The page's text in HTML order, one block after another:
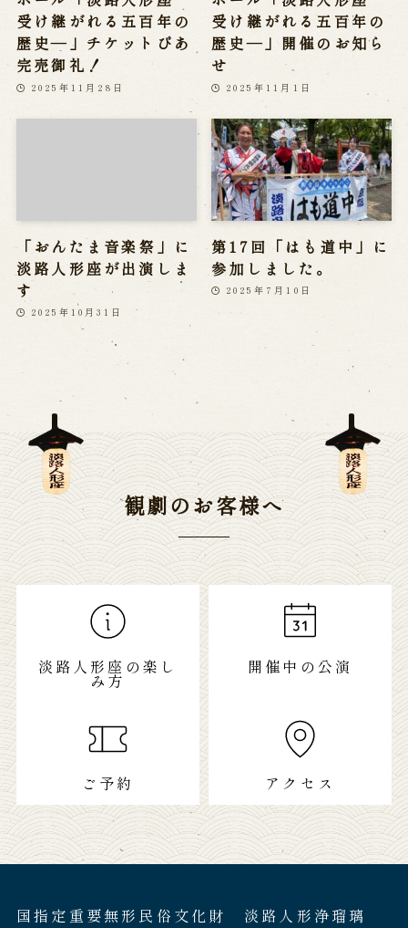
受け継がれる五百年の
歴史―」チケットぴあ
完売御礼！
2025年11月28日
受け継がれる五百年の
歴史―」開催のお知ら
せ
2025年11月1日
「おんたま音楽祭」に
淡路人形座が出演しま
す
2025年10月31日
第17回「はも道中」に
参加しました。
2025年7月10日
観劇のお客様へ
淡路人形座の楽し
み方
開催中の公演
ご予約 アクセス
国指定重要無形民俗文化財 淡路人形浄瑠璃